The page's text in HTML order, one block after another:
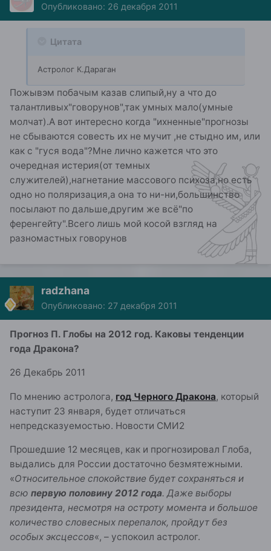
Опубликовано: 26 декабря 2011
Цитата
Астролог К.Дараган
Пожывэм побачым казав слипый,ну а что до
талантливых"говорунов",так умных мало(умные
молчат).А вот интересно когда "ихненные"прогнозы
не сбываются совесть их не мучит ,не стыдно им, или
как с "гуся вода"?Мне лично кажется что это
очередная истерия(от темных
служителей),нагнетание массового психоза,но есть
одно но поляризация,а она то ни-ни,большинство
посылают по дальше,другим же всё"по
ференгейту".Всего лишь мой косой взгляд на
разномастных говорунов
radzhana
Опубликовано: 27 декабря 2011
Прогноз П. Глобы на 2012 год. Каковы тенденции
года Дракона?
26 Декабрь 2011
По мнению астролога, год Черного Дракона, который
наступит 23 января, будет отличаться
непредсказуемостью. Новости СМИ2
Прошедшие 12 месяцев, как и прогнозировал Глоба,
выдались для России достаточно безмятежными.
«Относительное спокойствие будет сохраняться и
всю первую половину 2012 года. Даже выборы
президента, несмотря на остроту момента и большое
количество словесных перепалок, пройдут без
особых эксцессов«, – успокоил астролог.